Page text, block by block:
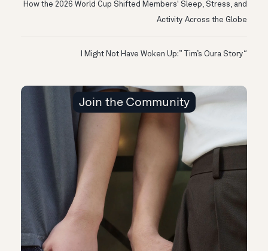
How the 2026 World Cup Shifted Members' Sleep, Stress, and
Activity Across the Globe
“I Might Not Have Woken Up:” Tim’s Oura Story
Join the Community